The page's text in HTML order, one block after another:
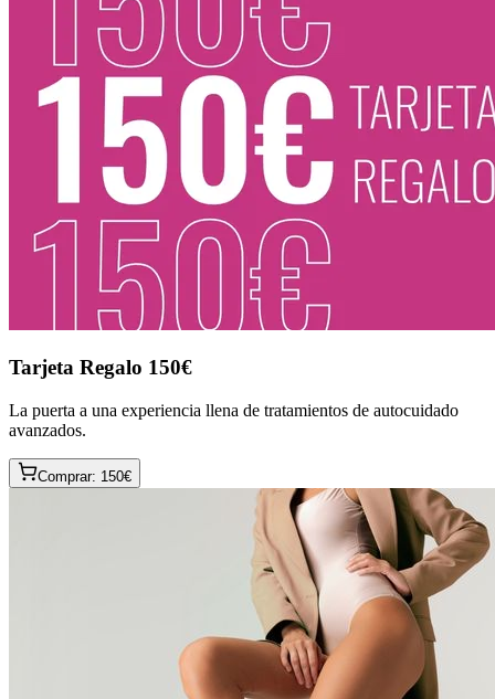
Tarjeta Regalo 150€
La puerta a una experiencia llena de tratamientos de autocuidado
avanzados.
Comprar: 150€